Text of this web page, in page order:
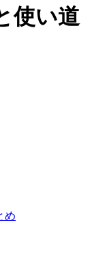
使い道
め